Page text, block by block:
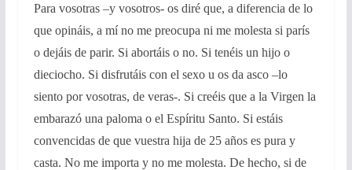
Para vosotras –y vosotros- os diré que, a diferencia de lo
que opináis, a mí no me preocupa ni me molesta si parís
o dejáis de parir. Si abortáis o no. Si tenéis un hijo o
dieciocho. Si disfrutáis con el sexo u os da asco –lo
siento por vosotras, de veras-. Si creéis que a la Virgen la
embarazó una paloma o el Espíritu Santo. Si estáis
convencidas de que vuestra hija de 25 años es pura y
casta. No me importa y no me molesta. De hecho, si de